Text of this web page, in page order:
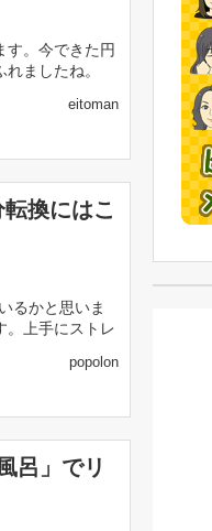
す。今できた円
ましたね。
eitoman
換にはこ
るかと思いま
。上手にストレ
popolon
呂」でリ